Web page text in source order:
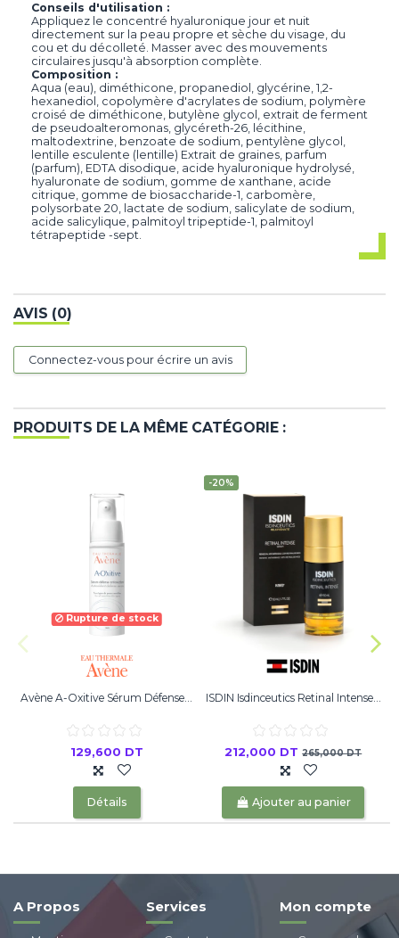
Conseils d'utilisation :
Appliquez le concentré hyaluronique jour et nuit
directement sur la peau propre et sèche du visage, du
cou et du décolleté. Masser avec des mouvements
circulaires jusqu'à absorption complète.
Composition :
Aqua (eau), diméthicone, propanediol, glycérine, 1,2-
hexanediol, copolymère d'acrylates de sodium, polymère
croisé de diméthicone, butylène glycol, extrait de ferment
de pseudoalteromonas, glycéreth-26, lécithine,
maltodextrine, benzoate de sodium, pentylène glycol,
lentille esculente (lentille) Extrait de graines, parfum
(parfum), EDTA disodique, acide hyaluronique hydrolysé,
hyaluronate de sodium, gomme de xanthane, acide
citrique, gomme de biosaccharide-1, carbomère,
polysorbate 20, lactate de sodium, salicylate de sodium,
acide salicylique, palmitoyl tripeptide-1, palmitoyl
tétrapeptide -sept.
AVIS (0)
Connectez-vous pour écrire un avis
PRODUITS DE LA MÊME CATÉGORIE :
Rupture de stock
Avène A-Oxitive Sérum Défense...
129,600 DT
Détails
-20%
ISDIN Isdinceutics Retinal Intense...
212,000 DT265,000 DT
Ajouter au panier
A Propos Services Mon compte